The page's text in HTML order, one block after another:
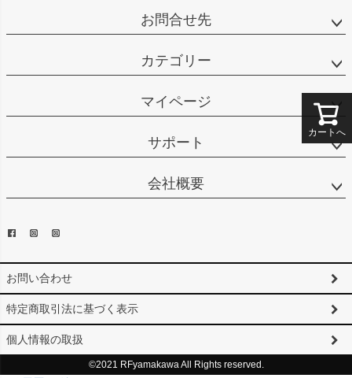
カートへ
お問合せ先
カテゴリー
マイページ
サポート
会社概要
お問い合わせ
特定商取引法に基づく表示
個人情報の取扱
©2021 RFyamakawa All Rights reserved.